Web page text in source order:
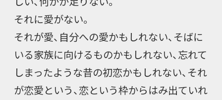
それに愛がない。
それが愛、自分への愛かもしれない、そばに
いる家族に向けるものかもしれない、忘れて
しまったような昔の初恋かもしれない、それ
が恋愛という、恋という枠からはみ出ていれ